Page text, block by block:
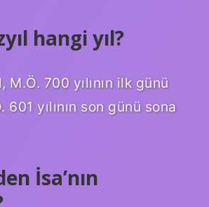
hangi yıl?
M.Ö. 700 yılının ilk günü
601 yılının son günü sona
İsa’nın